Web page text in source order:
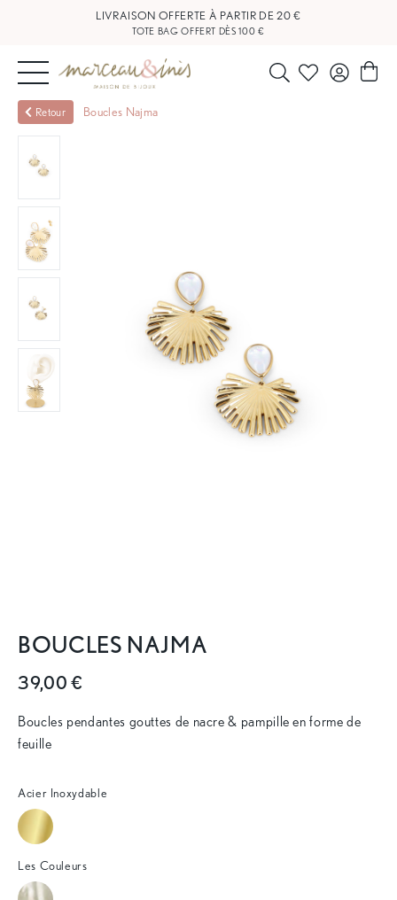
LIVRAISON OFFERTE À PARTIR DE 20 €
TOTE BAG OFFERT DÈS 100 €
NOUVEAUTÉS
OUTLET
BLOG
NOS
FAQ
Retour Boucles Najma
BOUCLES NAJMA
39,00 €
Boucles pendantes gouttes de nacre & pampille en forme de
feuille
Acier Inoxydable
Les Couleurs